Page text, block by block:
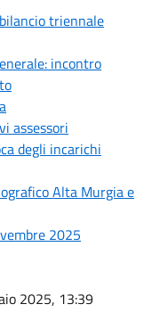
triennale
incontro
assessori
degli incarichi
Alta Murgia e
2025
2025, 13:39